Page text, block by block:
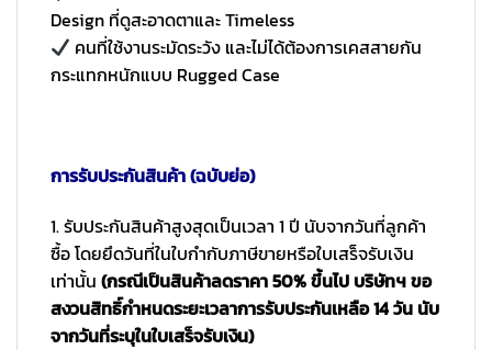
Design ที่ดูสะอาดตาและ Timeless
คนที่ใช้งานระมัดระวัง และไม่ได้ต้องการเคสสายกัน
กระแทกหนักแบบ Rugged Case
การรับประกันสินค้า (ฉบับย่อ)
1. รับประกันสินค้าสูงสุดเป็นเวลา 1 ปี นับจากวันที่ลูกค้า
ซื้อ โดยยึดวันที่ในใบกำกับภาษีขายหรือใบเสร็จรับเงิน
เท่านั้น (กรณีเป็นสินค้าลดราคา 50% ขึ้นไป บริษัทฯ ขอ
สงวนสิทธิ์กำหนดระยะเวลาการรับประกันเหลือ 14 วัน นับ
จากวันที่ระบุในใบเสร็จรับเงิน)